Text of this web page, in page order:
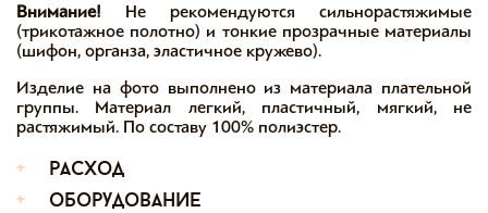
Внимание! Не рекомендуются сильнорастяжимые
(трикотажное полотно) и тонкие прозрачные материалы
(шифон, органза, эластичное кружево).
Изделие на фото выполнено из материала плательной
группы. Материал легкий, пластичный, мягкий, не
растяжимый. По составу 100% полиэстер.
+
расход
+
оборудование